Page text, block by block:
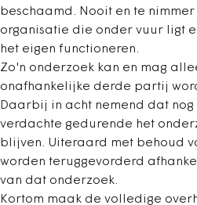
beschaamd. Nooit en te nimmer
organisatie die onder vuur ligt
het eigen functioneren.
Zo'n onderzoek kan en mag
onafhankelijke derde partij
Daarbij in acht nemend dat
verdachte gedurende het
blijven. Uiteraard met behoud
worden teruggevorderd
van dat onderzoek.
Kortom maak de volledige